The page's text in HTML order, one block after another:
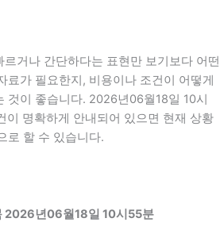
거나 간단하다는 표현만 보기보다 어떤
료가 필요한지, 비용이나 조건이 어떻게
것이 좋습니다. 2026년06월18일 10시
이 명확하게 안내되어 있으면 현재 상황
로 할 수 있습니다.
2026년06월18일 10시55분